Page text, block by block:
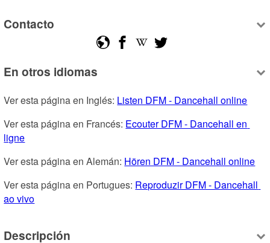
Contacto
En otros idiomas
Ver esta página en Inglés: Listen DFM - Dancehall online
Ver esta página en Francés: Ecouter DFM - Dancehall en
ligne
Ver esta página en Alemán: Hören DFM - Dancehall online
Ver esta página en Portugues: Reproduzir DFM - Dancehall
ao vivo
Descripción